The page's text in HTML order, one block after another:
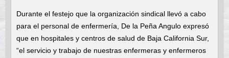
Durante el festejo que la organización sindical llevó a cabo
para el personal de enfermería, De la Peña Angulo expresó
que en hospitales y centros de salud de Baja California Sur,
“el servicio y trabajo de nuestras enfermeras y enfermeros